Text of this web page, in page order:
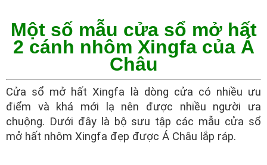
Một số mẫu cửa sổ mở hất
2 cánh nhôm Xingfa của Á
Châu
Cửa sổ mở hất Xingfa là dòng cửa có nhiều ưu
điểm và khá mới lạ nên được nhiều người ưa
chuộng. Dưới đây là bộ sưu tập các mẫu cửa sổ
mở hất nhôm Xingfa đẹp được Á Châu lắp ráp.